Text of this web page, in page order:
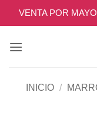
VENTA POR
INICIO /